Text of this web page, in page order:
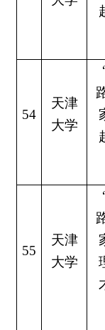
54
天津
大学
55
天津
大学